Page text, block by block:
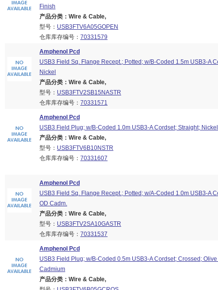
Finish
产品分类：Wire & Cable,
型号： USB3FTV6A05GOPEN
仓库库存编号： 70331579
Amphenol Pcd
USB3 Field Sq. Flange Recept.; Potted; w/B-Coded 1.5m USB3-A
Nickel
产品分类：Wire & Cable,
型号： USB3FTV2SB15NASTR
仓库库存编号： 70331571
Amphenol Pcd
USB3 Field Plug; w/B-Coded 1.0m USB3-A Cordset; Straight;
产品分类：Wire & Cable,
型号： USB3FTV6B10NSTR
仓库库存编号： 70331607
Amphenol Pcd
USB3 Field Sq. Flange Recept.; Potted; w/A-Coded 1.0m USB3-A
OD Cadm.
产品分类：Wire & Cable,
型号： USB3FTV2SA10GASTR
仓库库存编号： 70331537
Amphenol Pcd
USB3 Field Plug; w/B-Coded 0.5m USB3-A Cordset; Crossed;
Cadmium
产品分类：Wire & Cable,